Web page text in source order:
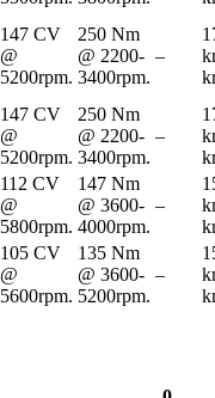
147 CV
@
5200rpm.
250 Nm
@ 2200-
3400rpm.
–
147 CV
@
5200rpm.
250 Nm
@ 2200-
3400rpm.
–
112 CV
@
5800rpm.
147 Nm
@ 3600-
4000rpm.
–
105 CV
@
5600rpm.
135 Nm
@ 3600-
5200rpm.
–